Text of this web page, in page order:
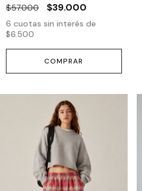
$57.000 $39.000
6 cuotas sin interés de
$6.500
COMPRAR